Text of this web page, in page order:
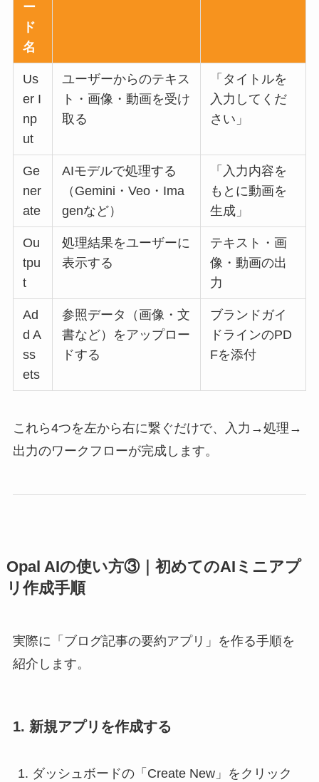
ー
ド
名
Us
er I
np
ut
ユーザーからのテキス
ト・画像・動画を受け
取る
「タイトルを
入力してくだ
さい」
Ge
ner
ate
AIモデルで処理する
（Gemini・Veo・Ima
genなど）
「入力内容を
もとに動画を
生成」
Ou
tpu
t
処理結果をユーザーに
表示する
テキスト・画
像・動画の出
力
Ad
d A
ss
ets
参照データ（画像・文
書など）をアップロー
ドする
ブランドガイ
ドラインのPD
Fを添付
これら4つを左から右に繋ぐだけで、入力→処理→
出力のワークフローが完成します。
Opal AIの使い方③｜初めてのAIミニアプ
リ作成手順
実際に「ブログ記事の要約アプリ」を作る手順を
紹介します。
1. 新規アプリを作成する
ダッシュボードの「Create New」をクリック